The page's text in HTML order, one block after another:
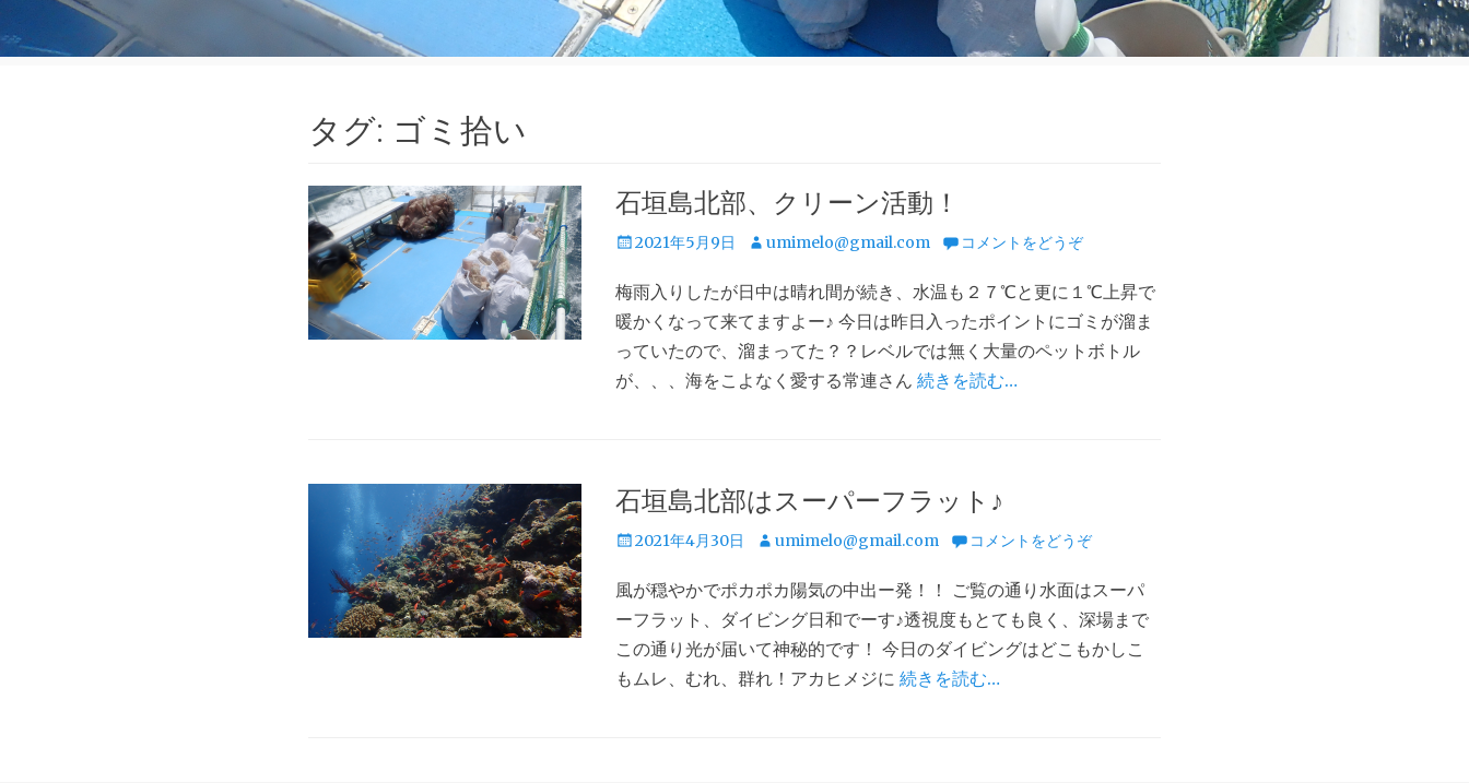
タグ: ゴミ拾い
石垣島北部、クリーン活動！
投
日
2021年5月9日
投
者
umimelo@gmail.com コメントをどうぞ
梅雨入りしたが日中は晴れ間が続き、水温も２７℃と更に１℃上昇で
暖かくなって来てますよー♪ 今日は昨日入ったポイントにゴミが溜ま
っていたので、溜まってた？？レベルでは無く大量のペットボトル
が、、、海をこよなく愛する常連さん 続きを読む…
石垣島北部はスーパーフラット♪
投
日
2021年4月30日
投
者
umimelo@gmail.com コメントをどうぞ
風が穏やかでポカポカ陽気の中出ー発！！ ご覧の通り水面はスーパ
ーフラット、ダイビング日和でーす♪透視度もとても良く、深場まで
この通り光が届いて神秘的です！ 今日のダイビングはどこもかしこ
もムレ、むれ、群れ！アカヒメジに 続きを読む…